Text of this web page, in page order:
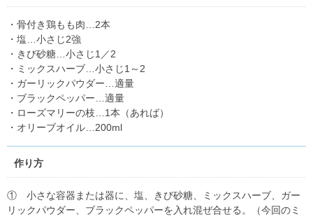
・骨付き鶏もも肉…2本
・塩…小さじ2強
・きび砂糖…小さじ1／2
・ミックスハーブ…小さじ1～2
・ガーリックパウダー…適量
・ブラックペッパー…適量
・ローズマリーの枝…1本（あれば）
・オリーブオイル…200ml
作り方
① 小さな容器または器に、塩、きび砂糖、ミックスハーブ、ガー
リックパウダー、ブラックペッパーを入れ混ぜ合せる。（今回のミ